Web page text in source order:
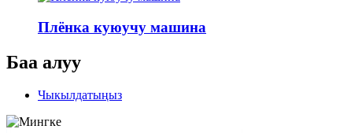
Плёнка куюучу машина
Баа алуу
Чыкылдатыңыз